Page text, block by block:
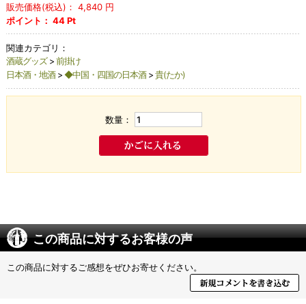
販売価格(税込)： 4,840円
ポイント： 44Pt
関連カテゴリ：
酒蔵グッズ> 前掛け
日本酒・地酒> ◆中国・四国の日本酒> 貴(たか)
数量：
この商品に対するお客様の声
この商品に対するご感想をぜひお寄せください。